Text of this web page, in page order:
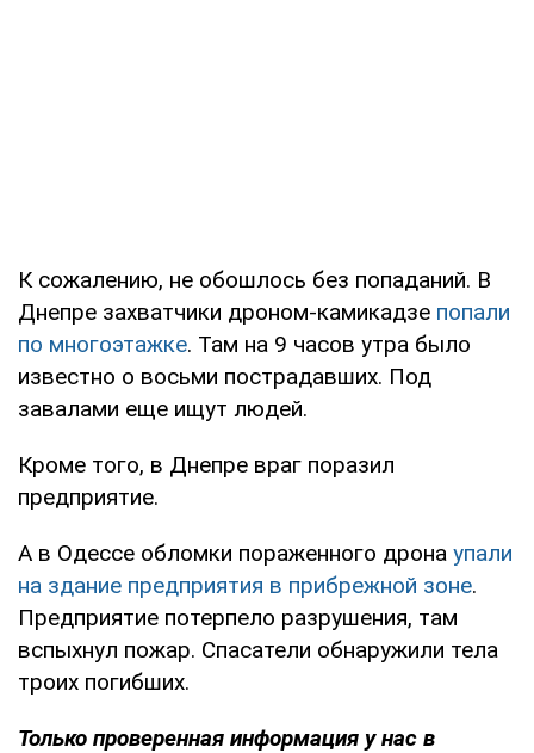
К сожалению, не обошлось без попаданий. В
Днепре захватчики дроном-камикадзе попали
по многоэтажке. Там на 9 часов утра было
известно о восьми пострадавших. Под
завалами еще ищут людей.
Кроме того, в Днепре враг поразил
предприятие.
А в Одессе обломки пораженного дрона упали
на здание предприятия в прибрежной зоне.
Предприятие потерпело разрушения, там
вспыхнул пожар. Спасатели обнаружили тела
троих погибших.
Только проверенная информация у нас в